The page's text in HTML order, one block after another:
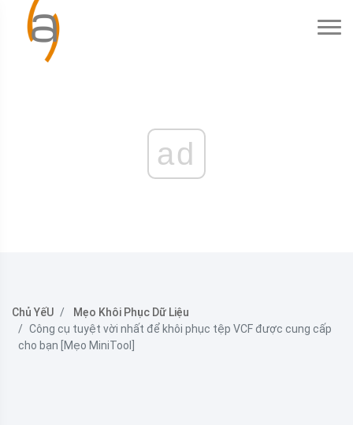
ad
Chủ YếU
Mẹo Khôi Phục Dữ Liệu
Công cụ tuyệt vời nhất để khôi phục tệp VCF được cung cấp
cho bạn [Mẹo MiniTool]